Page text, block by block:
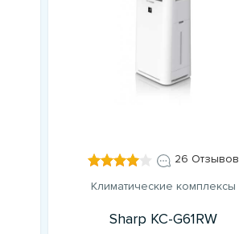
26 Отзывов
Климатические комплексы
Sharp KC-G61RW